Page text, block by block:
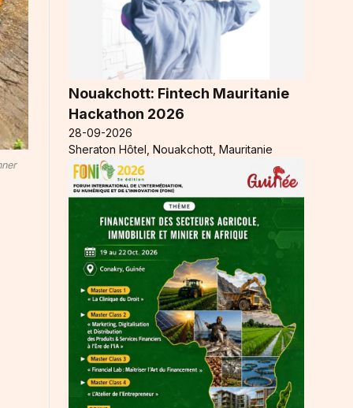
Nouakchott: Fintech Mauritanie
Hackathon 2026
28-09-2026
Sheraton Hôtel, Nouakchott, Mauritanie